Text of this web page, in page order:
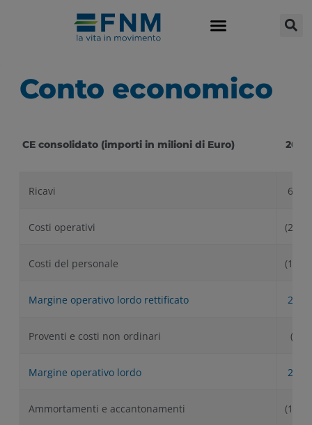
Conto economico
CE consolidato (importi in milioni di Euro) 2023
Ricavi 618.1
Costi operativi
Costi del personale
Margine operativo lordo rettificato 211.4
Proventi e costi non ordinari (0.8)
Margine operativo lordo 210.6
Ammortamenti e accantonamenti